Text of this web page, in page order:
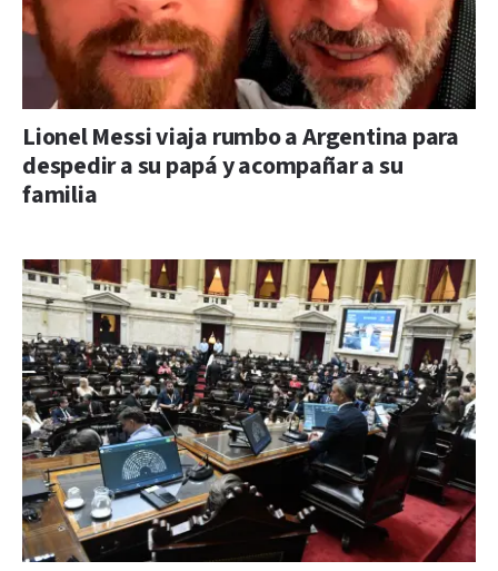
Lionel Messi viaja rumbo a Argentina para
despedir a su papá y acompañar a su
familia